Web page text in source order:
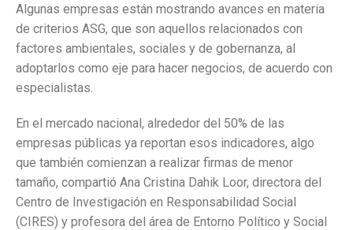
Algunas empresas están mostrando avances en materia
de criterios ASG, que son aquellos relacionados con
factores ambientales, sociales y de gobernanza, al
adoptarlos como eje para hacer negocios, de acuerdo con
especialistas.
En el mercado nacional, alrededor del 50% de las
empresas públicas ya reportan esos indicadores, algo
que también comienzan a realizar firmas de menor
tamaño, compartió Ana Cristina Dahik Loor, directora del
Centro de Investigación en Responsabilidad Social
(CIRES) y profesora del área de Entorno Político y Social